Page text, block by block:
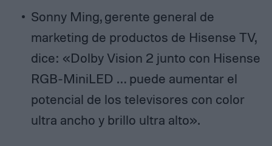
Sonny Ming, gerente general de
marketing de productos de Hisense TV,
dice: «Dolby Vision 2 junto con Hisense
RGB-MiniLED … puede aumentar el
potencial de los televisores con color
ultra ancho y brillo ultra alto».